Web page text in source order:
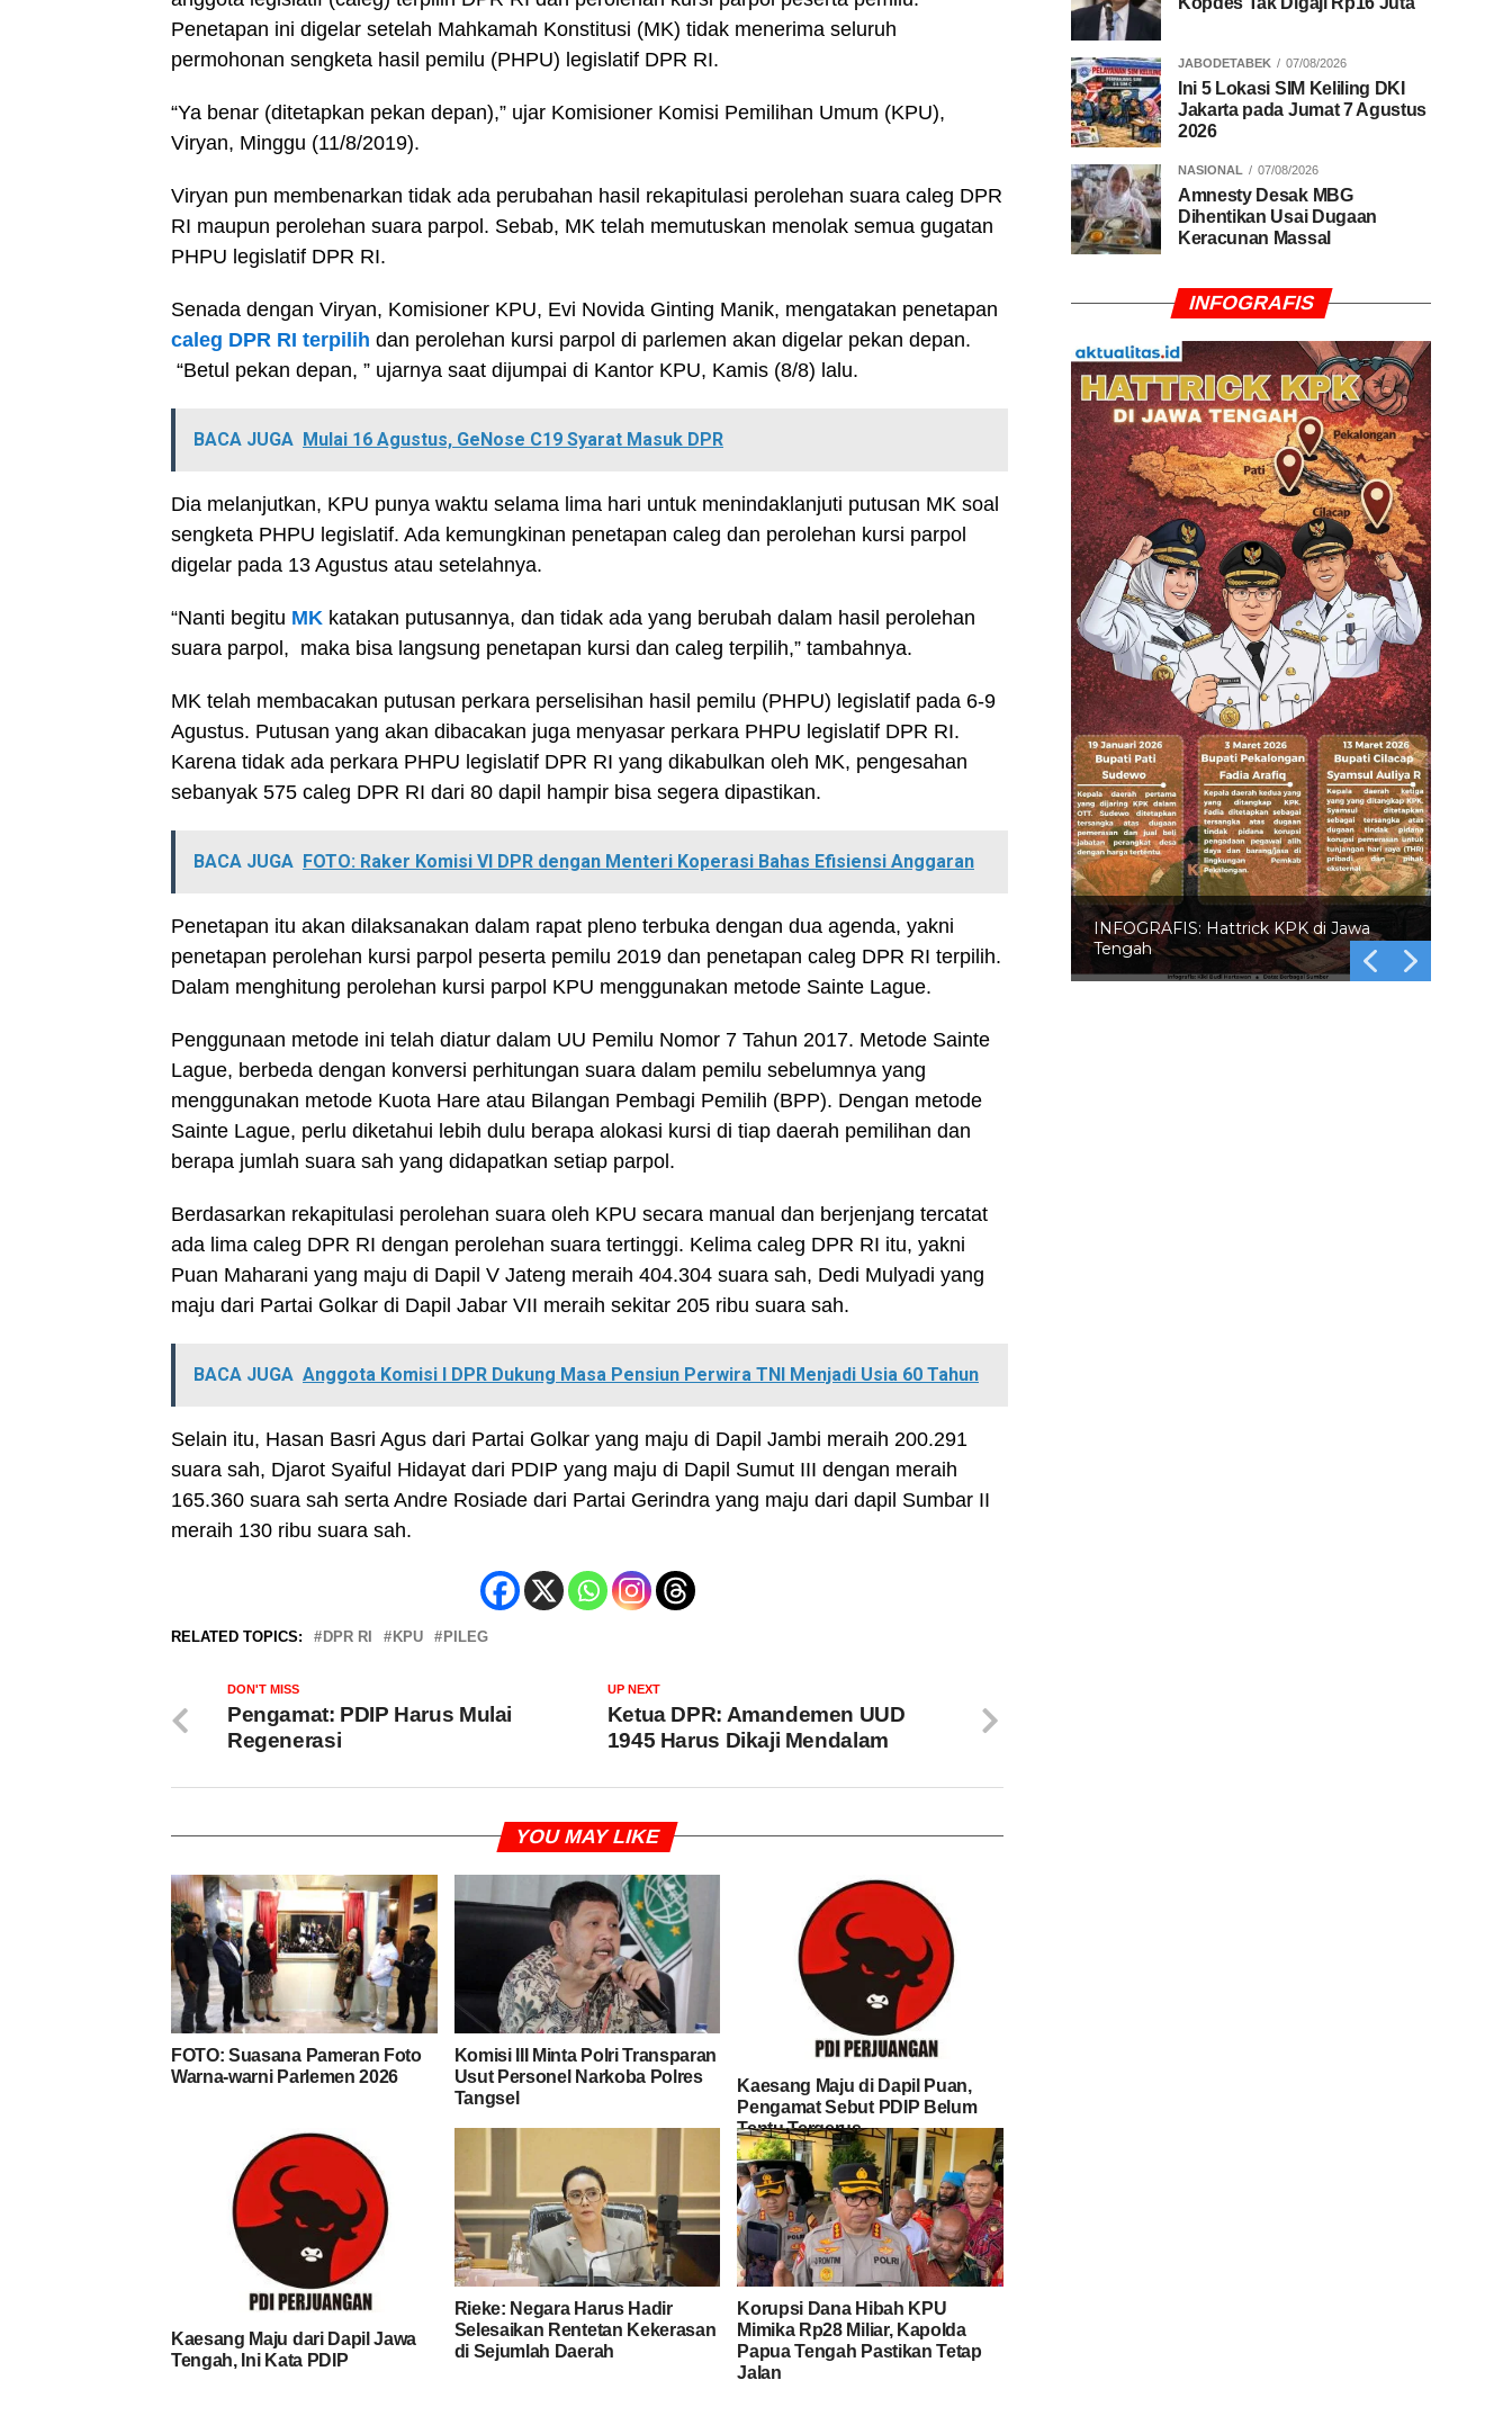
Penetapan ini digelar setelah Mahkamah Konstitusi (MK) tidak menerima seluruh
permohonan sengketa hasil pemilu (PHPU) legislatif DPR RI.
“Ya benar (ditetapkan pekan depan),” ujar Komisioner Komisi Pemilihan Umum (KPU),
Viryan, Minggu (11/8/2019).
Viryan pun membenarkan tidak ada perubahan hasil rekapitulasi perolehan suara caleg DPR
RI maupun perolehan suara parpol. Sebab, MK telah memutuskan menolak semua gugatan
PHPU legislatif DPR RI.
Senada dengan Viryan, Komisioner KPU, Evi Novida Ginting Manik, mengatakan penetapan
caleg DPR RI terpilih dan perolehan kursi parpol di parlemen akan digelar pekan depan.
“Betul pekan depan, ” ujarnya saat dijumpai di Kantor KPU, Kamis (8/8) lalu.
BACA JUGA Mulai 16 Agustus, GeNose C19 Syarat Masuk DPR
Dia melanjutkan, KPU punya waktu selama lima hari untuk menindaklanjuti putusan MK soal
sengketa PHPU legislatif. Ada kemungkinan penetapan caleg dan perolehan kursi parpol
digelar pada 13 Agustus atau setelahnya.
“Nanti begitu MK katakan putusannya, dan tidak ada yang berubah dalam hasil perolehan
suara parpol, maka bisa langsung penetapan kursi dan caleg terpilih,” tambahnya.
MK telah membacakan putusan perkara perselisihan hasil pemilu (PHPU) legislatif pada 6-9
Agustus. Putusan yang akan dibacakan juga menyasar perkara PHPU legislatif DPR RI.
Karena tidak ada perkara PHPU legislatif DPR RI yang dikabulkan oleh MK, pengesahan
sebanyak 575 caleg DPR RI dari 80 dapil hampir bisa segera dipastikan.
BACA JUGA FOTO: Raker Komisi VI DPR dengan Menteri Koperasi Bahas Efisiensi Anggaran
Penetapan itu akan dilaksanakan dalam rapat pleno terbuka dengan dua agenda, yakni
penetapan perolehan kursi parpol peserta pemilu 2019 dan penetapan caleg DPR RI terpilih.
Dalam menghitung perolehan kursi parpol KPU menggunakan metode Sainte Lague.
Penggunaan metode ini telah diatur dalam UU Pemilu Nomor 7 Tahun 2017. Metode Sainte
Lague, berbeda dengan konversi perhitungan suara dalam pemilu sebelumnya yang
menggunakan metode Kuota Hare atau Bilangan Pembagi Pemilih (BPP). Dengan metode
Sainte Lague, perlu diketahui lebih dulu berapa alokasi kursi di tiap daerah pemilihan dan
berapa jumlah suara sah yang didapatkan setiap parpol.
Berdasarkan rekapitulasi perolehan suara oleh KPU secara manual dan berjenjang tercatat
ada lima caleg DPR RI dengan perolehan suara tertinggi. Kelima caleg DPR RI itu, yakni
Puan Maharani yang maju di Dapil V Jateng meraih 404.304 suara sah, Dedi Mulyadi yang
maju dari Partai Golkar di Dapil Jabar VII meraih sekitar 205 ribu suara sah.
BACA JUGA Anggota Komisi I DPR Dukung Masa Pensiun Perwira TNI Menjadi Usia 60 Tahun
Selain itu, Hasan Basri Agus dari Partai Golkar yang maju di Dapil Jambi meraih 200.291
suara sah, Djarot Syaiful Hidayat dari PDIP yang maju di Dapil Sumut III dengan meraih
165.360 suara sah serta Andre Rosiade dari Partai Gerindra yang maju dari dapil Sumbar II
meraih 130 ribu suara sah.
RELATED TOPICS: DPR RI KPU PILEG
UP NEXT
Ketua DPR: Amandemen UUD
1945 Harus Dikaji Mendalam
DON'T MISS
Pengamat: PDIP Harus Mulai
Regenerasi
YOU MAY LIKE
FOTO: Suasana Pameran Foto
Warna-warni Parlemen 2026
Komisi III Minta Polri Transparan
Usut Personel Narkoba Polres
Tangsel
Kaesang Maju di Dapil Puan,
Pengamat Sebut PDIP Belum
Tentu Tergerus
Kaesang Maju dari Dapil Jawa
Tengah, Ini Kata PDIP
Rieke: Negara Harus Hadir
Selesaikan Rentetan Kekerasan
di Sejumlah Daerah
Korupsi Dana Hibah KPU
Mimika Rp28 Miliar, Kapolda
Papua Tengah Pastikan Tetap
Jalan
JABODETABEK 07/08/2026
Ini 5 Lokasi SIM Keliling DKI
Jakarta pada Jumat 7 Agustus
2026
NASIONAL 07/08/2026
Amnesty Desak MBG
Dihentikan Usai Dugaan
Keracunan Massal
INFOGRAFIS
INFOGRAFIS: 5 Anggota DPR
Dinonaktifkan